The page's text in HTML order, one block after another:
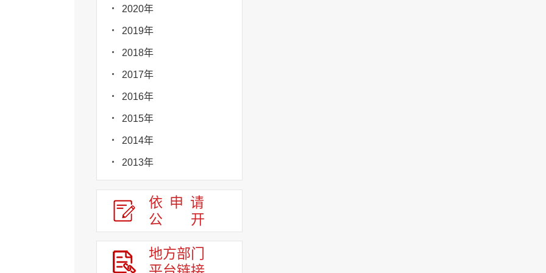
2020年
2019年
2018年
2017年
2016年
2015年
2014年
2013年
依申请
公
开
地方部门